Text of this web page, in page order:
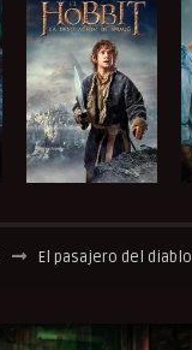
El pasajero del diablo